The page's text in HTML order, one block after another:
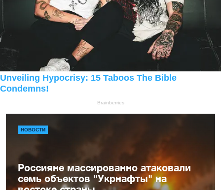
НОВОСТИ
Россияне массированно атаковали
семь объектов "Укрнафты" на